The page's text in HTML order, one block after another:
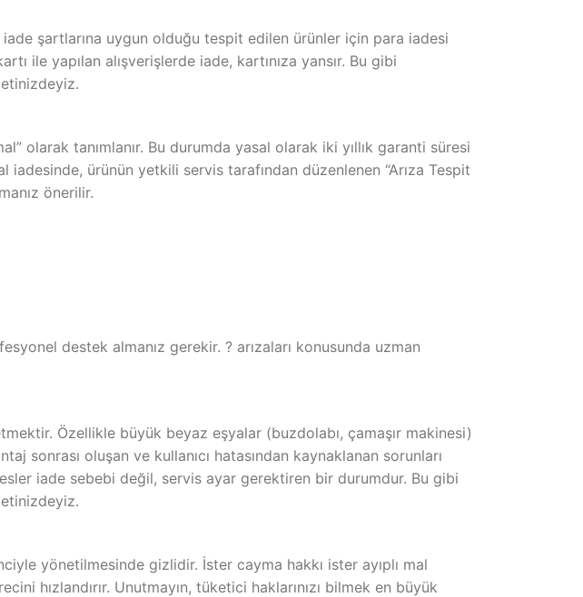
şartlarına uygun olduğu tespit edilen ürünler için para iadesi
ile yapılan alışverişlerde iade, kartınıza yansır. Bu gibi
olarak tanımlanır. Bu durumda yasal olarak iki yıllık garanti süresi
ürünün yetkili servis tarafından düzenlenen “Arıza Tespit
önerilir.
destek almanız gerekir. ? arızaları konusunda uzman
Özellikle büyük beyaz eşyalar (buzdolabı, çamaşır makinesi)
sonrası oluşan ve kullanıcı hatasından kaynaklanan sorunları
iade sebebi değil, servis ayar gerektiren bir durumdur. Bu gibi
yönetilmesinde gizlidir. İster cayma hakkı ister ayıplı mal
hızlandırır. Unutmayın, tüketici haklarınızı bilmek en büyük